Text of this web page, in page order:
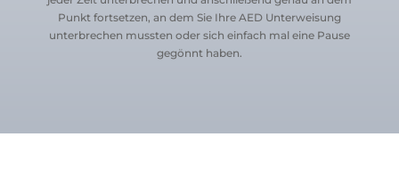
Punkt fortsetzen, an dem Sie Ihre AED Unterweisung
unterbrechen mussten oder sich einfach mal eine Pause
gegönnt haben.